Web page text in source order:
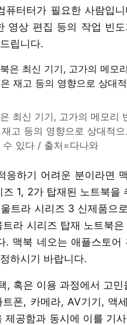
터터가 필요한 사람입
영상 편집 등의 작업 빈
립니다.
최신 기기, 고가의 메모리
고 등의 영향으로 상대적
수 있다 / 출처=다나와
응하기 어려운 분이라면
1, 2가 탑재된 노트북을
트라 시리즈 3 신제품으
라 시리즈 탑재 노트북
맥북 네오는 애플스토어
하시기 바랍니다.
, 혹은 이용 과정에서 고
폰, 카메라, AV기기, 액
공함과 동시에 이를 기